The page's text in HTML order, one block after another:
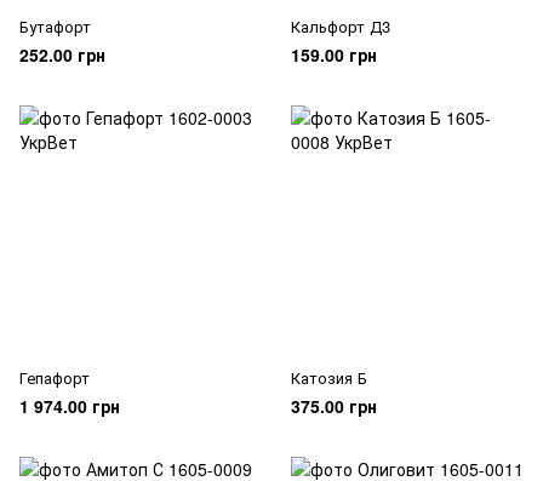
Бутафорт
252.00 грн
Кальфорт Д3
159.00 грн
Гепафорт
1 974.00 грн
Катозия Б
375.00 грн